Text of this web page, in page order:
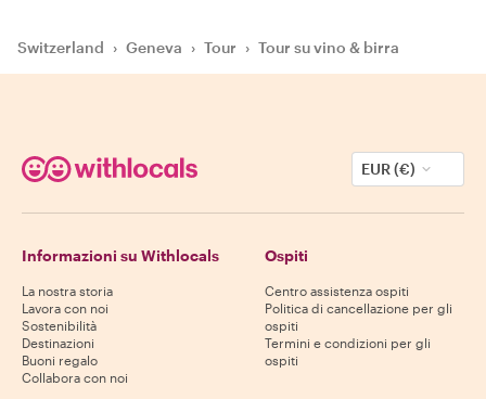
Switzerland › Geneva › Tour › Tour su vino & birra
EUR (€)
Informazioni su Withlocals
La nostra storia
Lavora con noi
Sostenibilità
Destinazioni
Buoni regalo
Collabora con noi
Ospiti
Centro assistenza ospiti
Politica di cancellazione per gli
ospiti
Termini e condizioni per gli
ospiti